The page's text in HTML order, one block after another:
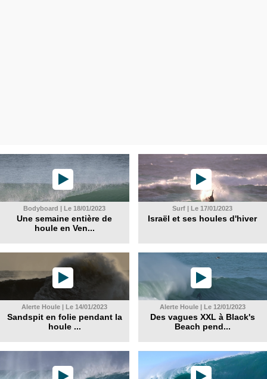
Bodyboard | Le 18/01/2023
Une semaine entière de
houle en Ven...
Surf | Le 17/01/2023
Israël et ses houles d'hiver
Alerte Houle | Le 14/01/2023
Sandspit en folie pendant la
houle ...
Alerte Houle | Le 12/01/2023
Des vagues XXL à Black's
Beach pend...